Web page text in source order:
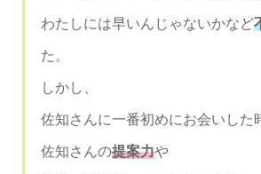
わたしには早いんじゃないかなど
た。
しかし、
佐知さんに一番初めにお会いした
佐知さんの提案力や